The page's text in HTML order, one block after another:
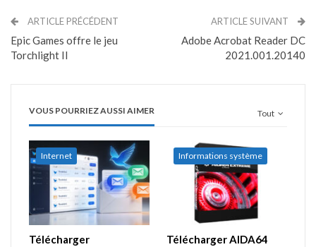
ARTICLE PRÉCÉDENT
Epic Games offre le jeu
Torchlight II
ARTICLE SUIVANT
Adobe Acrobat Reader DC
2021.001.20140
Tout
VOUS POURRIEZ AUSSI AIMER
Internet
Télécharger
Informations système
Télécharger AIDA64